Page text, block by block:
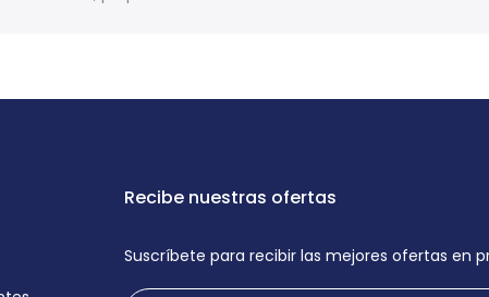
Recibe nuestras ofertas
Suscríbete para recibir las mejores ofertas en